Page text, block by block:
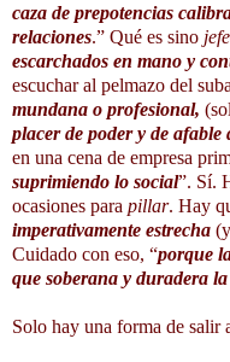
caza de prepotencias
relaciones.” Qué es sino
escarchados en mano y
escuchar al pelmazo del
mundana o profesional,
placer de poder y de afable
en una cena de empresa
suprimiendo lo social”. Sí.
ocasiones para pillar. Hay
imperativamente estrecha
Cuidado con eso, “porque
que soberana y duradera
Solo hay una forma de salir